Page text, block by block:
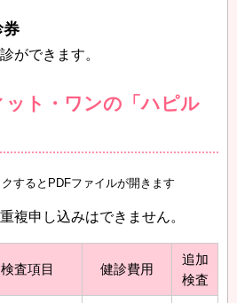
券
ができます。
ット・ワンの「ハピル
するとPDFファイルが開きます
申し込みはできません。
検査項目 健診費用
追加
検査